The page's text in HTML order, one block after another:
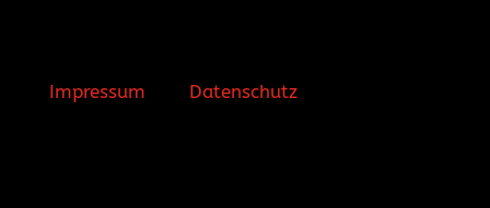
Impressum Datenschutz